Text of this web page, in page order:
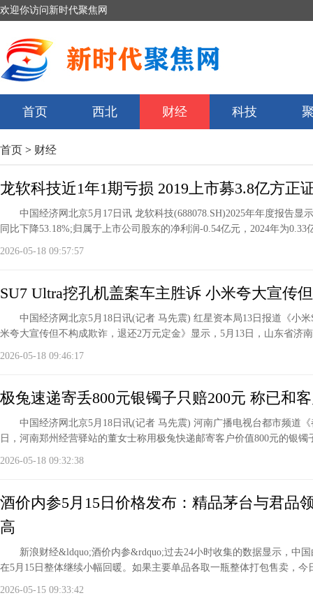
欢迎你访问新时代聚焦网
首页 西北 财经 科技
首页 > 财经
龙软科技近1年1期亏损 2019上市募3.8亿方正
中国经济网北京5月17日讯 龙软科技(688078.SH)2025年年度报告显
同比下降53.18%;归属于上市公司股东的净利润-0.54亿元，2024年为0.33
2026-05-18 09:57:57
SU7 Ultra挖孔机盖案车主胜诉 小米夸大宣传
中国经济网北京5月18日讯(记者 马先震) 红星资本局13日报道《小米
米夸大宣传但不构成欺诈，退还2万元定金》显示，5月13日，山东省济
2026-05-18 09:46:17
极兔速递寄丢800元银镯子只赔200元 称已和
中国经济网北京5月18日讯(记者 马先震) 河南广播电视台都市频道《
日，河南郑州经营驿站的董女士称用极兔快递邮寄客户价值800元的银镯
2026-05-18 09:32:38
酒价内参5月15日价格发布：精品茅台与君品
高
新浪财经&ldquo;酒价内参&rdquo;过去24小时收集的数据显示，中国
在5月15日整体继续小幅回暖。如果主要单品各取一瓶整体打包售卖，今
2026-05-15 09:33:42